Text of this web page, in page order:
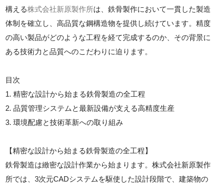
構える株式会社新原製作所は、鉄骨製作において一貫した製造
体制を確立し、高品質な鋼構造物を提供し続けています。精度
の高い製品がどのような工程を経て完成するのか、その背景に
ある技術力と品質へのこだわりに迫ります。
目次
1. 精密な設計から始まる鉄骨製造の全工程
2. 品質管理システムと最新設備が支える高精度生産
3. 環境配慮と技術革新への取り組み
【精密な設計から始まる鉄骨製造の全工程】
鉄骨製造は緻密な設計作業から始まります。株式会社新原製作
所では、3次元CADシステムを駆使した設計段階で、建築物の